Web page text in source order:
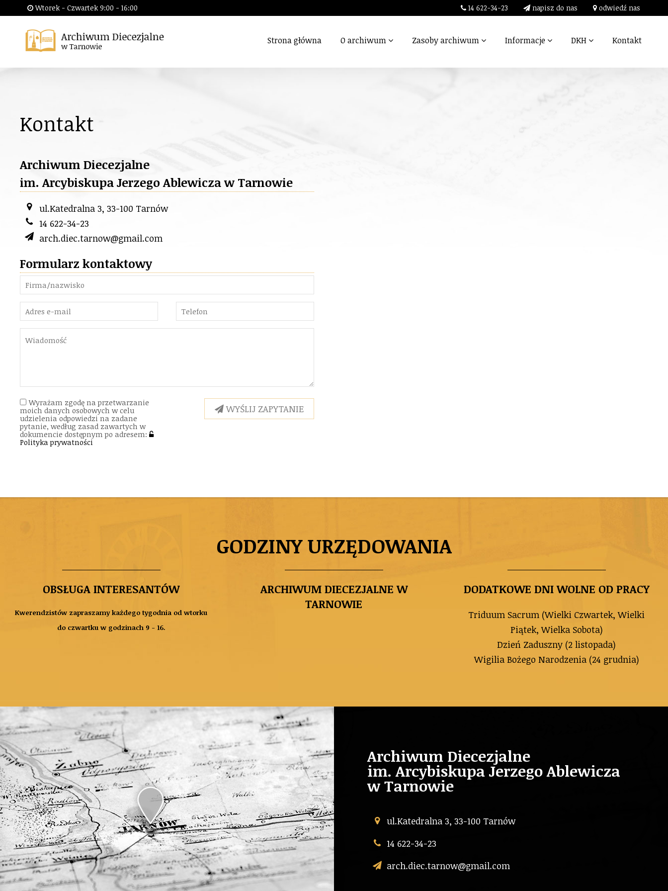
Wtorek - Czwartek 9:00 - 16:00 odwiedź nas
napisz do nas
14 622-34-23
Strona główna O archiwum Zasoby archiwum Informacje DKH Kontakt
Kontakt
Archiwum Diecezjalne
im. Arcybiskupa Jerzego Ablewicza w Tarnowie
ul.Katedralna 3, 33-100 Tarnów
14 622-34-23
arch.diec.tarnow@gmail.com
Formularz kontaktowy
Wyrażam zgodę na przetwarzanie
moich danych osobowych w celu
udzielenia odpowiedzi na zadane
pytanie, według zasad zawartych w
dokumencie dostępnym po adresem:
Polityka prywatności
WYŚLIJ ZAPYTANIE
GODZINY URZĘDOWANIA
OBSŁUGA INTERESANTÓW
Kwerendzistów zapraszamy każdego tygodnia od wtorku
do czwartku w godzinach 9 - 16.
ARCHIWUM DIECEZJALNE W
TARNOWIE
DODATKOWE DNI WOLNE OD PRACY
Triduum Sacrum (Wielki Czwartek, Wielki
Piątek, Wielka Sobota)
Dzień Zaduszny (2 listopada)
Wigilia Bożego Narodzenia (24 grudnia)
Archiwum Diecezjalne
im. Arcybiskupa Jerzego Ablewicza
w Tarnowie
ul.Katedralna 3, 33-100 Tarnów
14 622-34-23
arch.diec.tarnow@gmail.com